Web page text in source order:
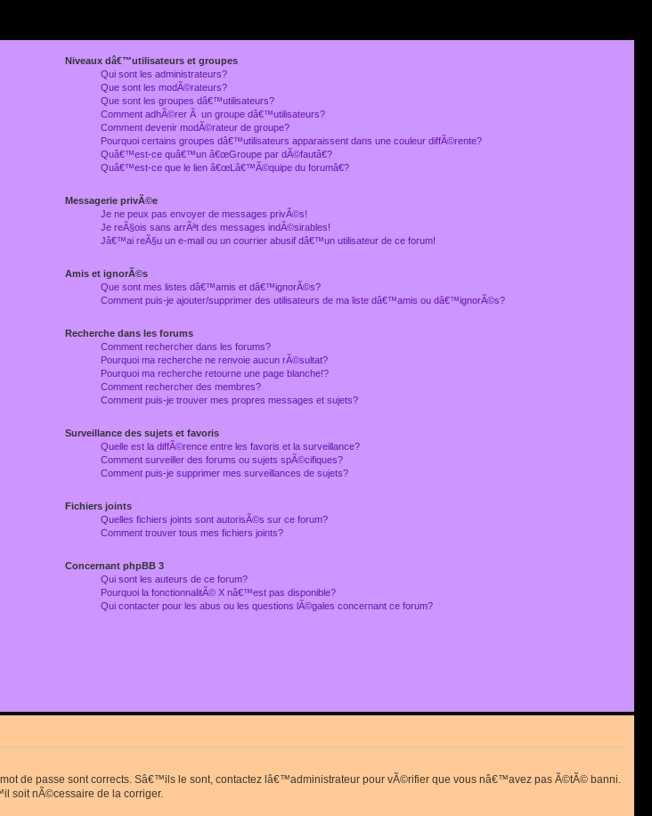
Niveaux dâ€™utilisateurs et groupes
Qui sont les administrateurs?
Que sont les modÃ©rateurs?
Que sont les groupes dâ€™utilisateurs?
Comment adhÃ©rer Ã un groupe dâ€™utilisateurs?
Comment devenir modÃ©rateur de groupe?
Pourquoi certains groupes dâ€™utilisateurs apparaissent dans une couleur diffÃ©rente?
Quâ€™est-ce quâ€™un â€œGroupe par dÃ©fautâ€?
Quâ€™est-ce que le lien â€œLâ€™Ã©quipe du forumâ€?
Messagerie privÃ©e
Je ne peux pas envoyer de messages privÃ©s!
Je reÃ§ois sans arrÃªt des messages indÃ©sirables!
Jâ€™ai reÃ§u un e-mail ou un courrier abusif dâ€™un utilisateur de ce forum!
Amis et ignorÃ©s
Que sont mes listes dâ€™amis et dâ€™ignorÃ©s?
Comment puis-je ajouter/supprimer des utilisateurs de ma liste dâ€™amis ou dâ€™ignorÃ©s?
Recherche dans les forums
Comment rechercher dans les forums?
Pourquoi ma recherche ne renvoie aucun rÃ©sultat?
Pourquoi ma recherche retourne une page blanche!?
Comment rechercher des membres?
Comment puis-je trouver mes propres messages et sujets?
Surveillance des sujets et favoris
Quelle est la diffÃ©rence entre les favoris et la surveillance?
Comment surveiller des forums ou sujets spÃ©cifiques?
Comment puis-je supprimer mes surveillances de sujets?
Fichiers joints
Quelles fichiers joints sont autorisÃ©s sur ce forum?
Comment trouver tous mes fichiers joints?
Concernant phpBB 3
Qui sont les auteurs de ce forum?
Pourquoi la fonctionnalitÃ© X nâ€™est pas disponible?
Qui contacter pour les abus ou les questions lÃ©gales concernant ce forum?
de passe sont corrects. Sâ€™ils le sont, contactez lâ€™administrateur pour vÃ©rifier que vous nâ€™avez pas Ã©tÃ© banni.
soit nÃ©cessaire de la corriger.